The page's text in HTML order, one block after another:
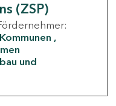
(ZSP)
Kommunen
und